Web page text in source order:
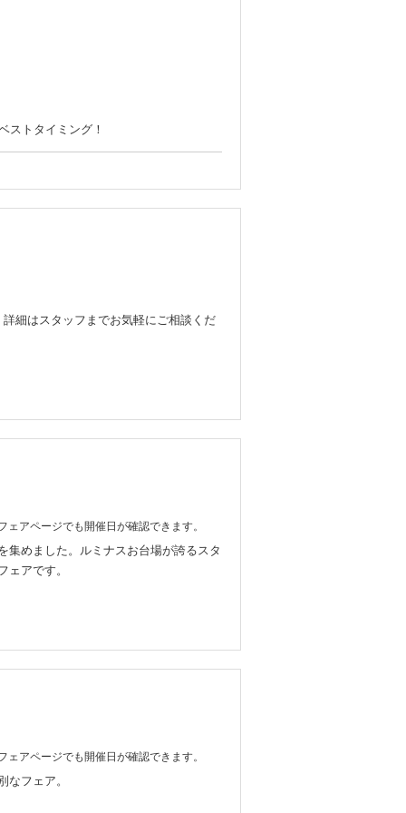
ストタイミング！
ス」。
細はスタッフまでお気軽にご相談くだ
アページでも開催日が確認できます。
集めました。ルミナスお台場が誇るスタ
ェアです。
アページでも開催日が確認できます。
なフェア。